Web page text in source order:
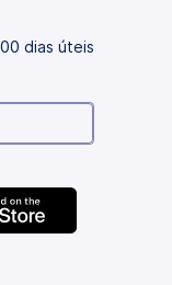
dias úteis